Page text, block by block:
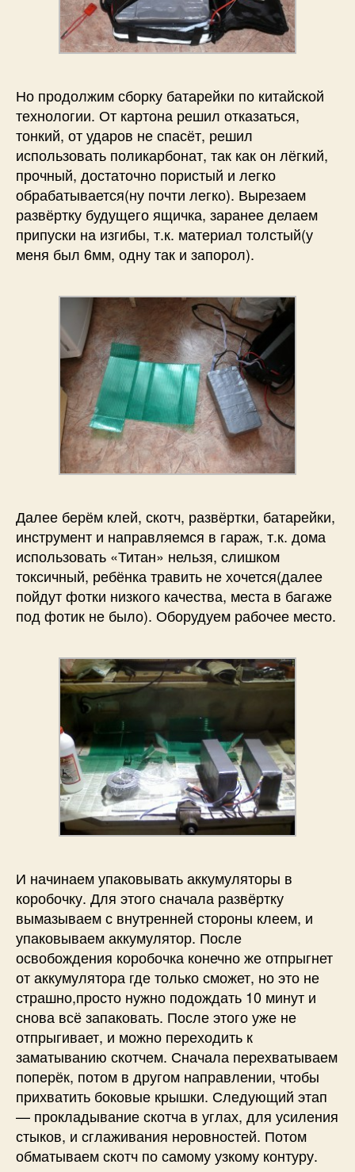
Но продолжим сборку батарейки по китайской
технологии. От картона решил отказаться,
тонкий, от ударов не спасёт, решил
использовать поликарбонат, так как он лёгкий,
прочный, достаточно пористый и легко
обрабатывается(ну почти легко). Вырезаем
развёртку будущего ящичка, заранее делаем
припуски на изгибы, т.к. материал толстый(у
меня был 6мм, одну так и запорол).
Далее берём клей, скотч, развёртки, батарейки,
инструмент и направляемся в гараж, т.к. дома
использовать «Титан» нельзя, слишком
токсичный, ребёнка травить не хочется(далее
пойдут фотки низкого качества, места в багаже
под фотик не было). Оборудуем рабочее место.
И начинаем упаковывать аккумуляторы в
коробочку. Для этого сначала развёртку
вымазываем с внутренней стороны клеем, и
упаковываем аккумулятор. После
освобождения коробочка конечно же отпрыгнет
от аккумулятора где только сможет, но это не
страшно,просто нужно подождать 10 минут и
снова всё запаковать. После этого уже не
отпрыгивает, и можно переходить к
заматыванию скотчем. Сначала перехватываем
поперёк, потом в другом направлении, чтобы
прихватить боковые крышки. Следующий этап
— прокладывание скотча в углах, для усиления
стыков, и сглаживания неровностей. Потом
обматываем скотч по самому узкому контуру.